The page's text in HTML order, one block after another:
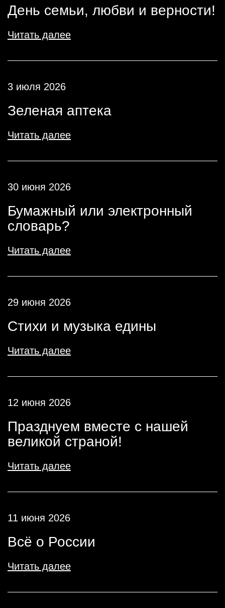
День семьи, любви и верности!
Читать далее
3 июля 2026
Зеленая аптека
Читать далее
30 июня 2026
Бумажный или электронный
словарь?
Читать далее
29 июня 2026
Стихи и музыка едины
Читать далее
12 июня 2026
Празднуем вместе с нашей
великой страной!
Читать далее
11 июня 2026
Всё о России
Читать далее